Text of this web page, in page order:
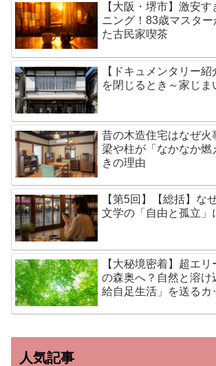
【大阪・堺市】激安
ニング！83歳マスタ
た古民家喫茶
【ドキュメンタリー
を閉じるとき～家じま
昔の木造住宅はなぜ火
梁や柱が「なかなか燃
きの理由
【第5回】【総括】な
文学の「自由と孤立」
【大秘境密着】超エ
の森奥へ？自然と溶け
給自足生活」を送るカ
人気記事